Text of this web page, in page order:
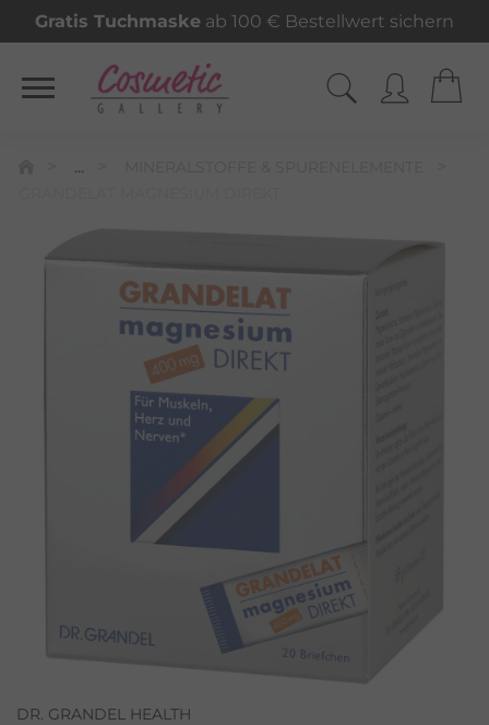
Gratis Tuchmaske ab 100 € Bestellwert sichern
...
DR. GRANDEL HEALTH